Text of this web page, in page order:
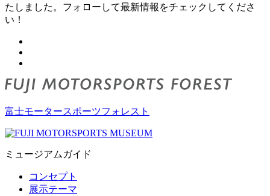
たしました。フォローして最新情報をチェックしてくださ
い！
富士モータースポーツフォレスト
ミュージアムガイド
コンセプト
展示テーマ